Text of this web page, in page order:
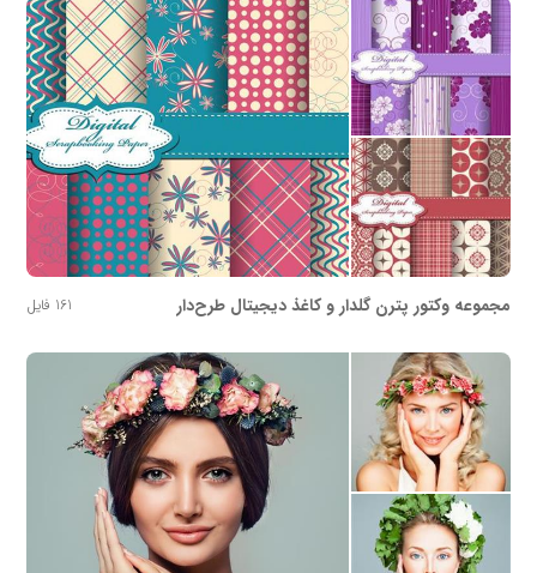
مجموعه وکتور پترن گلدار و کاغذ دیجیتال طرح‌دار 161 فایل